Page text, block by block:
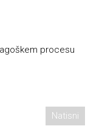
procesu
Natisni